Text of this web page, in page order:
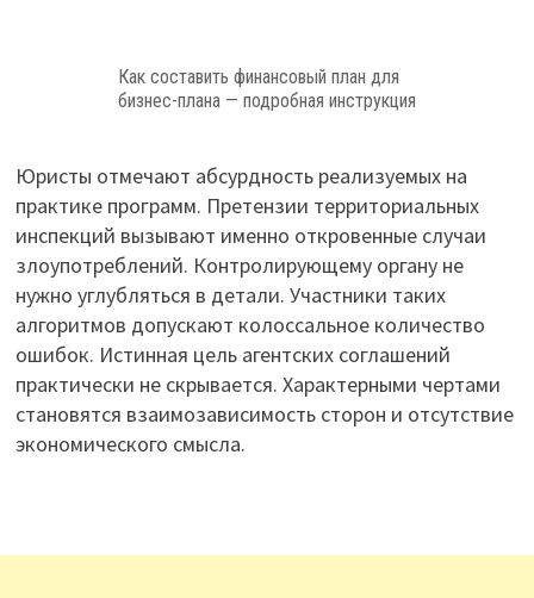
Как составить финансовый план для
бизнес-плана — подробная инструкция
Юристы отмечают абсурдность реализуемых на
практике программ. Претензии территориальных
инспекций вызывают именно откровенные случаи
злоупотреблений. Контролирующему органу не
нужно углубляться в детали. Участники таких
алгоритмов допускают колоссальное количество
ошибок. Истинная цель агентских соглашений
практически не скрывается. Характерными чертами
становятся взаимозависимость сторон и отсутствие
экономического смысла.